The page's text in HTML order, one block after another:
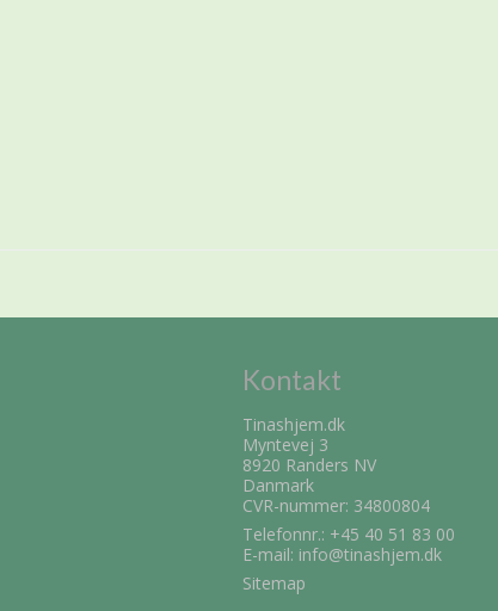
Kontakt
Tinashjem.dk
Myntevej 3
8920 Randers NV
Danmark
CVR-nummer: 34800804
Telefonnr.: +45 40 51 83 00
E-mail: info@tinashjem.dk
Sitemap